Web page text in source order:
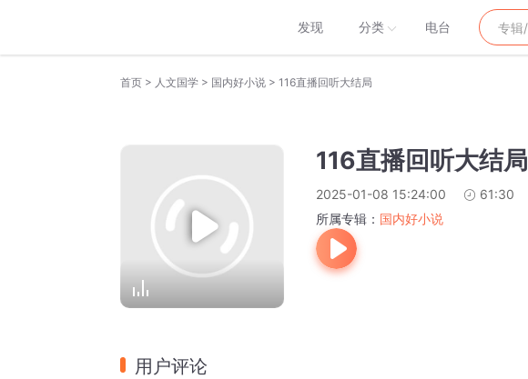
发现 分类 电台
首页 > 人文国学 > 国内好小说 > 116直播回听大结局
116直播回听大结局
2025-01-08 15:24:00 61:30
所属专辑： 国内好小说
用户评论